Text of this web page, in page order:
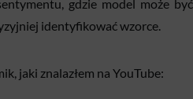
gdzie model może
identyfikować wzorce.
jaki znalazłem na YouTube: